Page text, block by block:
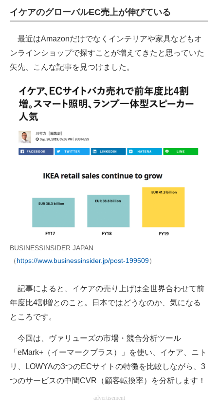
電子設計の基本と応用
エネルギーの専門メディア
建設×テクノロジーの最前線
イケアのグローバルEC売上が伸びている
最近はAmazonだけでなくインテリアや家具などもオ
ンラインショップで探すことが増えてきたと思っていた
矢先、こんな記事を見つけました。
BUSINESSINSIDER JAPAN
（https://www.businessinsider.jp/post-199509）
記事によると、イケアの売り上げは全世界合わせて前
年度比4割増とのこと。日本ではどうなのか、気になる
ところです。
今回は、ヴァリューズの市場・競合分析ツール
「eMark+（イーマークプラス）」を使い、イケア、ニト
リ、LOWYAの3つのECサイトの特徴を比較しながら、3
つのサービスの中間CVR（顧客転換率）を分析します！
advertisement